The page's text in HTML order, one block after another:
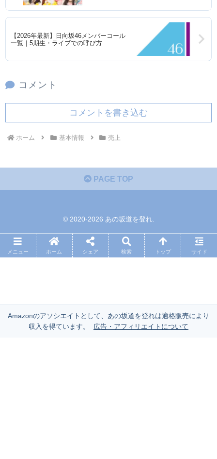
【2026年最新】日向坂46メンバーコール
一覧｜5期生・ライブでの呼び方
コメント
コメントを書き込む
ホーム 基本情報 売上
PAGE TOP
© 2020-2026 あの坂道を登れ.
メニュー ホーム シェア 検索 トップ サイド
Amazonのアソシエイトとして、あの坂道を登れは適格販売により
収入を得ています。
広告・アフィリエイトについて